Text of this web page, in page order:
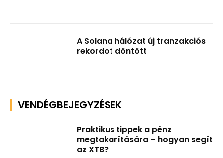
A Solana hálózat új tranzakciós
rekordot döntött
VENDÉGBEJEGYZÉSEK
Praktikus tippek a pénz
megtakarítására – hogyan segít
az XTB?